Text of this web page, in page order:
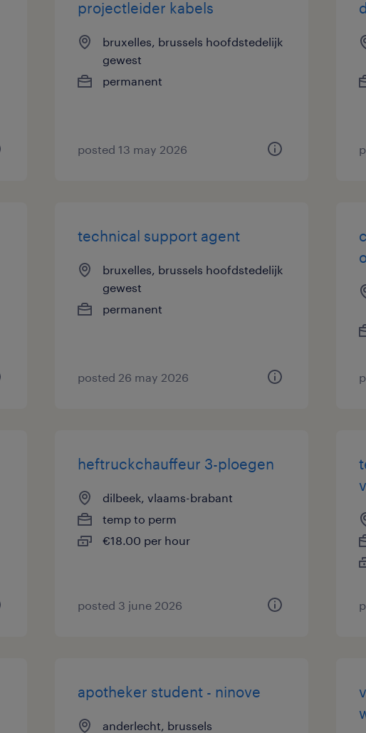
projectleider kabels
bruxelles, brussels hoofdstedelijk
gewest
permanent
posted 13 may 2026
technical support agent
bruxelles, brussels hoofdstedelijk
gewest
permanent
posted 26 may 2026
heftruckchauffeur 3-ploegen
dilbeek, vlaams-brabant
temp to perm
€18.00 per hour
posted 3 june 2026
apotheker student - ninove
anderlecht, brussels